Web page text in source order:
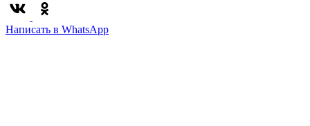
Написать в WhatsApp